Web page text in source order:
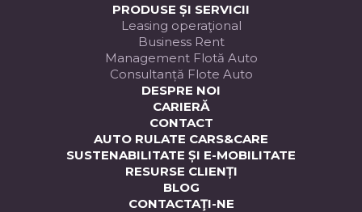
PRODUSE ȘI SERVICII
Leasing operaţional
Business Rent
Management Flotă Auto
Consultanță Flote Auto
DESPRE NOI
CARIERĂ
CONTACT
AUTO RULATE CARS&CARE
SUSTENABILITATE ȘI E-MOBILITATE
RESURSE CLIENȚI
BLOG
CONTACTAŢI-NE